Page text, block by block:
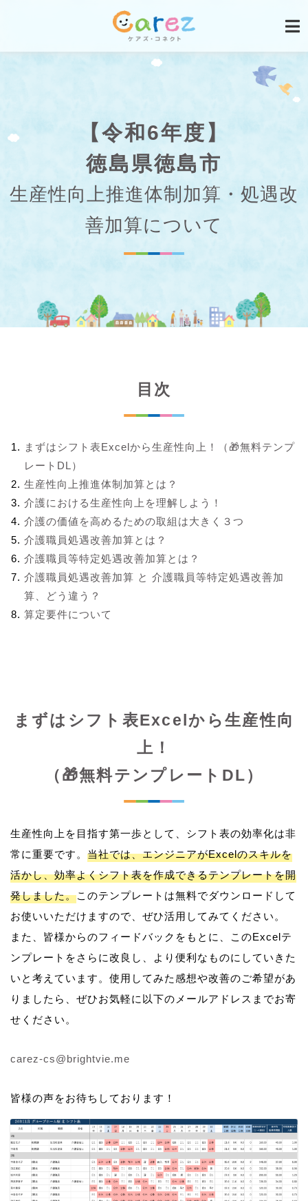
【令和6年度】
徳島県徳島市
生産性向上推進体制加算・処遇改
善加算について
目次
まずはシフト表Excelから生産性向上！（🎁無料テンプ
レートDL）
生産性向上推進体制加算とは？
介護における生産性向上を理解しよう！
介護の価値を高めるための取組は大きく３つ
介護職員処遇改善加算とは？
介護職員等特定処遇改善加算とは？
介護職員処遇改善加算 と 介護職員等特定処遇改善加
算、どう違う？
算定要件について
まずはシフト表Excelから生産性向
上！
（🎁無料テンプレートDL）
生産性向上を目指す第一歩として、シフト表の効率化は非
常に重要です。 当社では、エンジニアがExcelのスキルを
活かし、効率よくシフト表を作成できるテンプレートを開
発しました。このテンプレートは無料でダウンロードして
お使いいただけますので、ぜひ活用してみてください。
また、皆様からのフィードバックをもとに、このExcelテ
ンプレートをさらに改良し、より便利なものにしていきた
いと考えています。使用してみた感想や改善のご希望があ
りましたら、ぜひお気軽に以下のメールアドレスまでお寄
せください。
carez-cs@brightvie.me
皆様の声をお待ちしております！